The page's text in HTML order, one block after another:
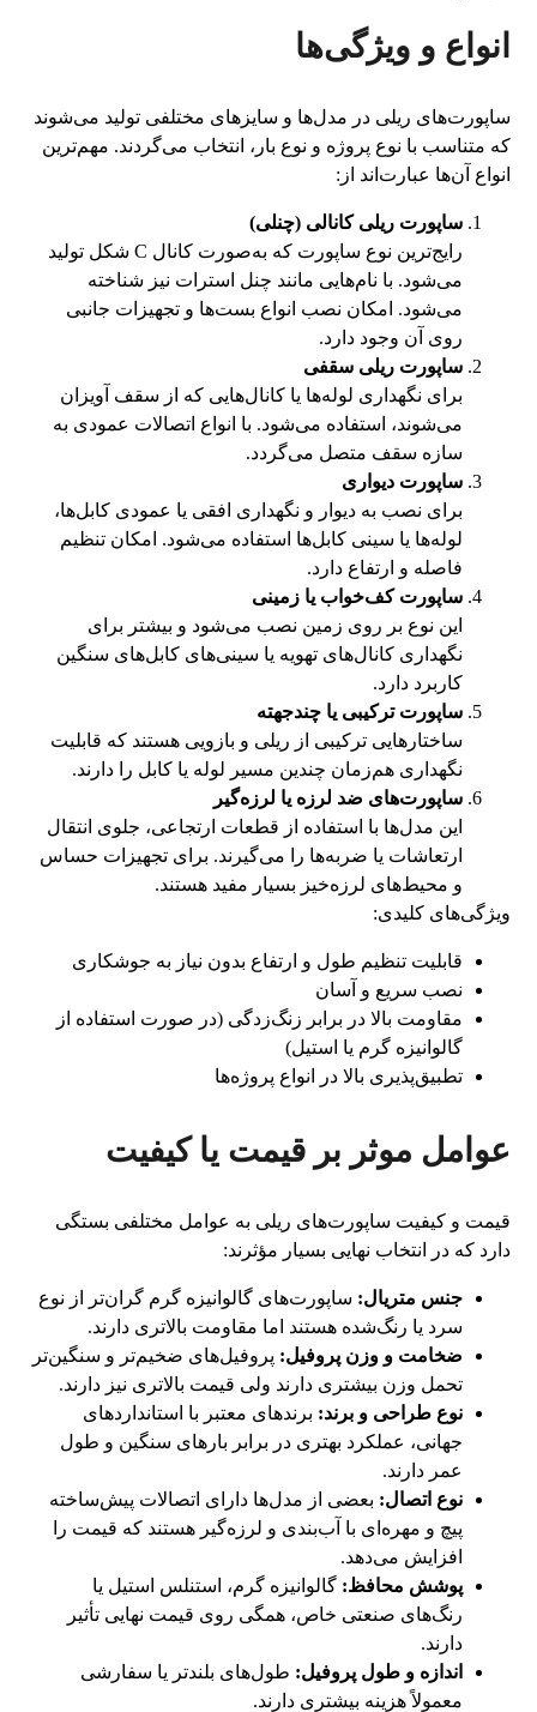
انواع و ویژگی‌ها
ساپورت‌های ریلی در مدل‌ها و سایزهای مختلفی تولید می‌شوند
که متناسب با نوع پروژه و نوع بار، انتخاب می‌گردند. مهم‌ترین
انواع آن‌ها عبارت‌اند از:
ساپورت ریلی کانالی (چنلی)
رایج‌ترین نوع ساپورت که به‌صورت کانال C شکل تولید
می‌شود. با نام‌هایی مانند چنل استرات نیز شناخته
می‌شود. امکان نصب انواع بست‌ها و تجهیزات جانبی
روی آن وجود دارد.
ساپورت ریلی سقفی
برای نگهداری لوله‌ها یا کانال‌هایی که از سقف آویزان
می‌شوند، استفاده می‌شود. با انواع اتصالات عمودی به
سازه سقف متصل می‌گردد.
ساپورت دیواری
برای نصب به دیوار و نگهداری افقی یا عمودی کابل‌ها،
لوله‌ها یا سینی کابل‌ها استفاده می‌شود. امکان تنظیم
فاصله و ارتفاع دارد.
ساپورت کف‌خواب یا زمینی
این نوع بر روی زمین نصب می‌شود و بیشتر برای
نگهداری کانال‌های تهویه یا سینی‌های کابل‌های سنگین
کاربرد دارد.
ساپورت ترکیبی یا چندجهته
ساختارهایی ترکیبی از ریلی و بازویی هستند که قابلیت
نگهداری هم‌زمان چندین مسیر لوله یا کابل را دارند.
ساپورت‌های ضد لرزه یا لرزه‌گیر
این مدل‌ها با استفاده از قطعات ارتجاعی، جلوی انتقال
ارتعاشات یا ضربه‌ها را می‌گیرند. برای تجهیزات حساس
و محیط‌های لرزه‌خیز بسیار مفید هستند.
ویژگی‌های کلیدی:
قابلیت تنظیم طول و ارتفاع بدون نیاز به جوشکاری
نصب سریع و آسان
مقاومت بالا در برابر زنگ‌زدگی (در صورت استفاده از
گالوانیزه گرم یا استیل)
تطبیق‌پذیری بالا در انواع پروژه‌ها
عوامل موثر بر قیمت یا کیفیت
قیمت و کیفیت ساپورت‌های ریلی به عوامل مختلفی بستگی
دارد که در انتخاب نهایی بسیار مؤثرند:
جنس متریال: ساپورت‌های گالوانیزه گرم گران‌تر از نوع
سرد یا رنگ‌شده هستند اما مقاومت بالاتری دارند.
ضخامت و وزن پروفیل: پروفیل‌های ضخیم‌تر و سنگین‌تر
تحمل وزن بیشتری دارند ولی قیمت بالاتری نیز دارند.
نوع طراحی و برند: برندهای معتبر با استانداردهای
جهانی، عملکرد بهتری در برابر بارهای سنگین و طول
عمر دارند.
نوع اتصال: بعضی از مدل‌ها دارای اتصالات پیش‌ساخته
پیچ و مهره‌ای با آب‌بندی و لرزه‌گیر هستند که قیمت را
افزایش می‌دهد.
پوشش محافظ: گالوانیزه گرم، استنلس استیل یا
رنگ‌های صنعتی خاص، همگی روی قیمت نهایی تأثیر
دارند.
اندازه و طول پروفیل: طول‌های بلندتر یا سفارشی
معمولاً هزینه بیشتری دارند.